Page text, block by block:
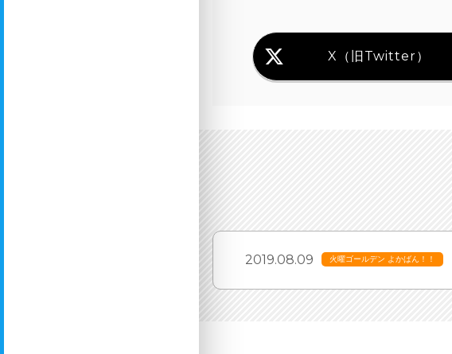
X（旧Twitter）
2019.08.09 火曜ゴールデン よかばん！！